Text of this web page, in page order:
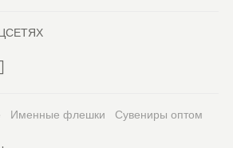
Именные флешки Сувениры оптом